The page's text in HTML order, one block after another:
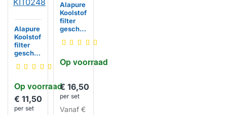
Op voorraad
Alapure
Koolstof
filter
geschik
Gorenje
KIT024
€ 11,50
per set
HUISMERK
Op voorraad
Alapure
Koolstof
filter
geschik
Gorenje
€ 16,50
per set
Vanaf€